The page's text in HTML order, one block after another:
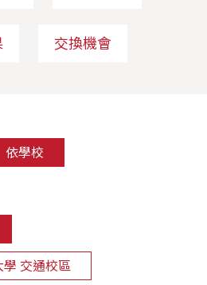
交換機會
依學校
交通校區